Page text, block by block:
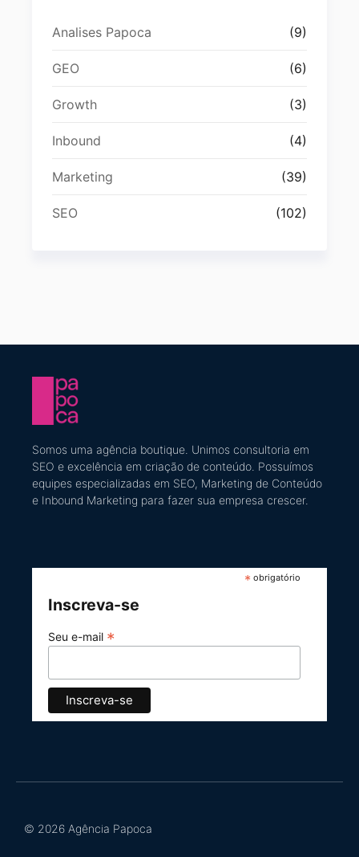
Analises Papoca (9)
GEO (6)
Growth (3)
Inbound (4)
Marketing (39)
SEO (102)
Somos uma agência boutique. Unimos consultoria em
SEO e excelência em criação de conteúdo ​. Possuímos
equipes especializadas em SEO, Marketing de Conteúdo
e Inbound Marketing para fazer sua empresa crescer.
* obrigatório
Inscreva-se
Seu e-mail *
© 2026 Agência Papoca